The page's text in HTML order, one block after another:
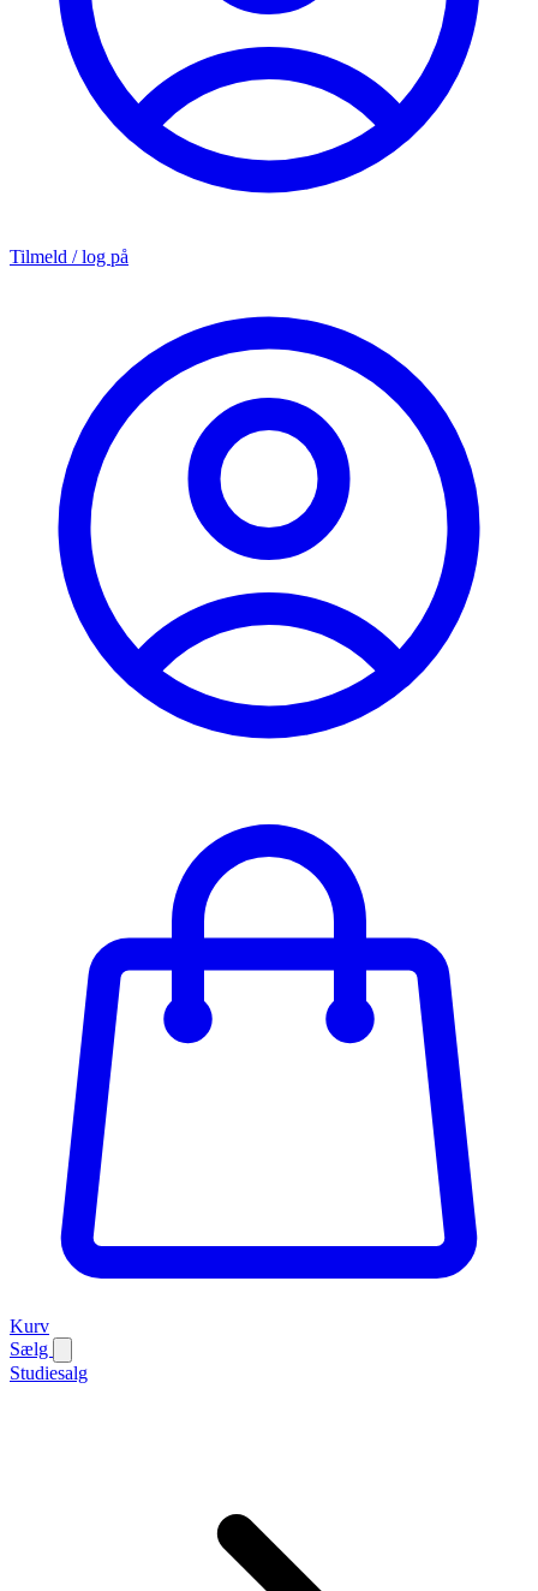
Tilmeld / log på
Kurv
Sælg
Studiesalg